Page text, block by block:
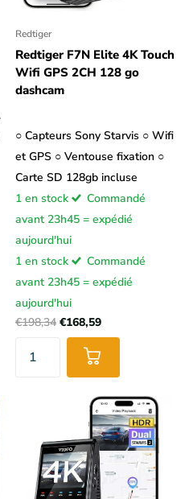
Redtiger
Redtiger F7N Elite 4K Touch
Wifi GPS 2CH 128 go
dashcam
○ Capteurs Sony Starvis ○ Wifi
et GPS ○ Ventouse fixation ○
Carte SD 128gb incluse
1 en stock
Commandé
avant 23h45 = expédié
aujourd'hui
1 en stock
Commandé
avant 23h45 = expédié
aujourd'hui
€198,34 €168,59